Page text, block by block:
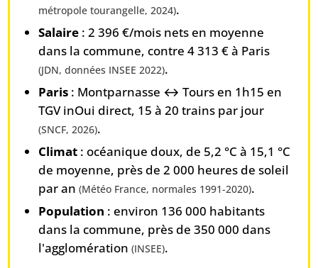
métropole tourangelle, 2024).
Salaire : 2 396 €/mois nets en moyenne
dans la commune, contre 4 313 € à Paris
(JDN, données INSEE 2022).
Paris : Montparnasse ↔ Tours en 1h15 en
TGV inOui direct, 15 à 20 trains par jour
(SNCF, 2026).
Climat : océanique doux, de 5,2 °C à 15,1 °C
de moyenne, près de 2 000 heures de soleil
par an(Météo France, normales 1991-2020).
Population : environ 136 000 habitants
dans la commune, près de 350 000 dans
l'agglomération(INSEE).